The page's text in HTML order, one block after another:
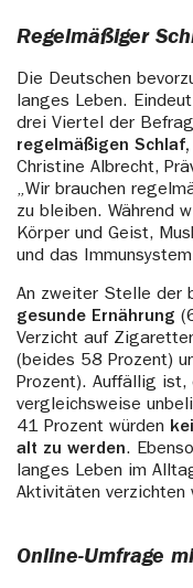
Regelmäßiger
Die Deutschen
langes Leben.
drei Viertel der
regelmäßigen
Christine Albrecht,
„Wir brauchen
zu bleiben. Während
Körper und Geist,
und das
An zweiter Stelle der
gesunde Ernährung
Verzicht auf
(beides 58 Prozent)
Prozent). Auffällig ist,
vergleichsweise
41 Prozent würden
alt zu werden.
langes Leben im
Aktivitäten verzichten
Online-Umfrage